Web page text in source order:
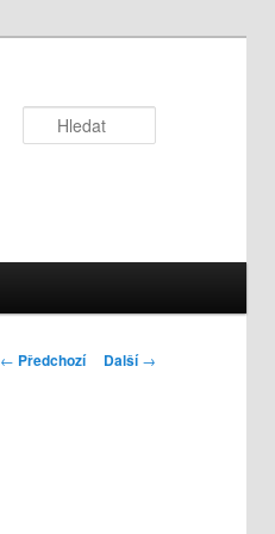
Navigace
← Předchozí Další→